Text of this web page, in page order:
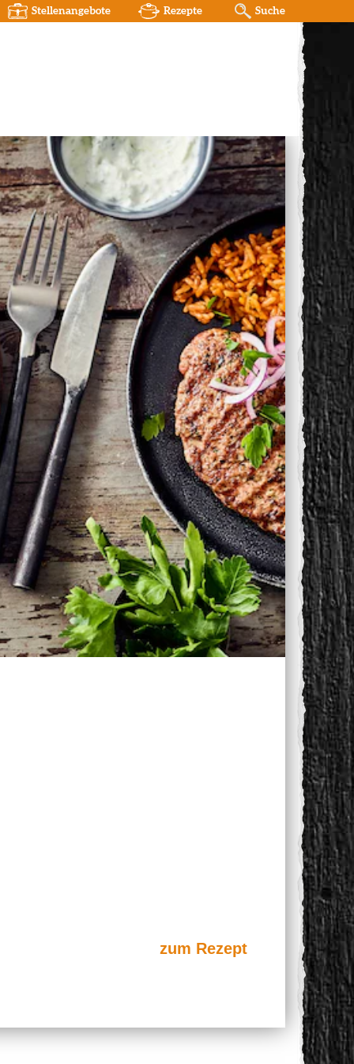
Stellenangebote Rezepte Suche
zum Rezept